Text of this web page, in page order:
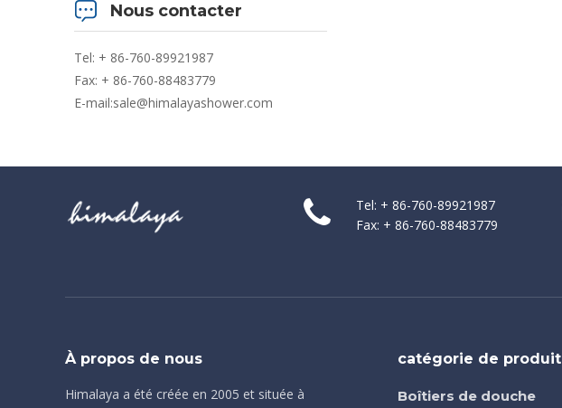
Nous contacter
Tel: + 86-760-89921987
Fax: + 86-760-88483779
E-mail:sale@himalayashower.com
Tel: + 86-760-89921987
Fax: + 86-760-88483779
À propos de nous
Himalaya a été créée en 2005 et située à
catégorie de produit
Boîtiers de douche